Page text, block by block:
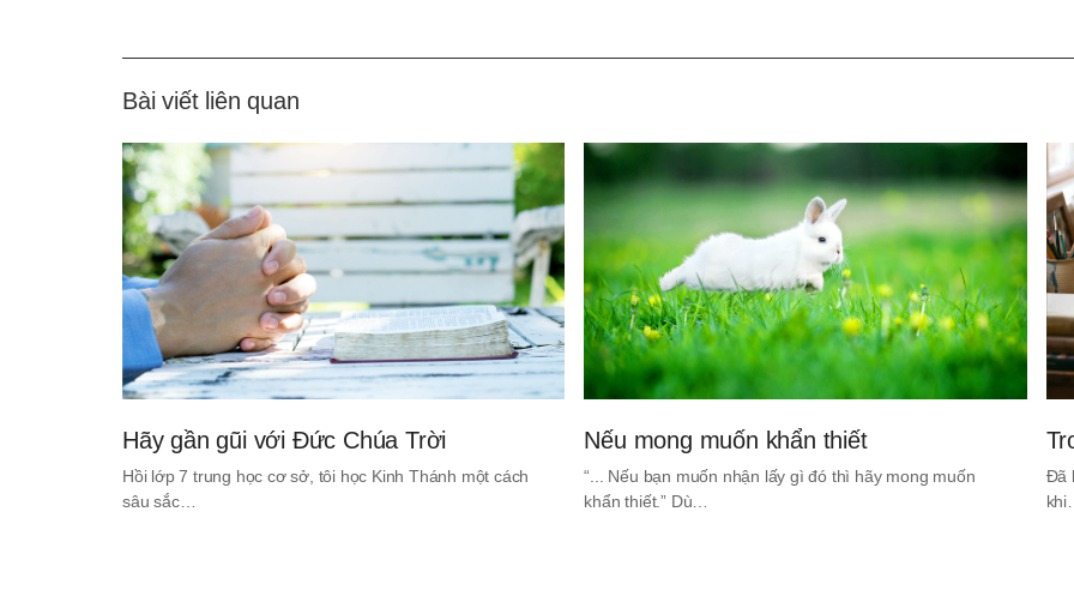
Bài viết liên quan
Hãy gần gũi với Đức Chúa Trời
Hồi lớp 7 trung học cơ sở, tôi học Kinh Thánh một cách
sâu sắc…
Nếu mong muốn khẩn thiết
“... Nếu bạn muốn nhận lấy gì đó thì hãy mong muốn
khẩn thiết.” Dù…
Đã
khi…